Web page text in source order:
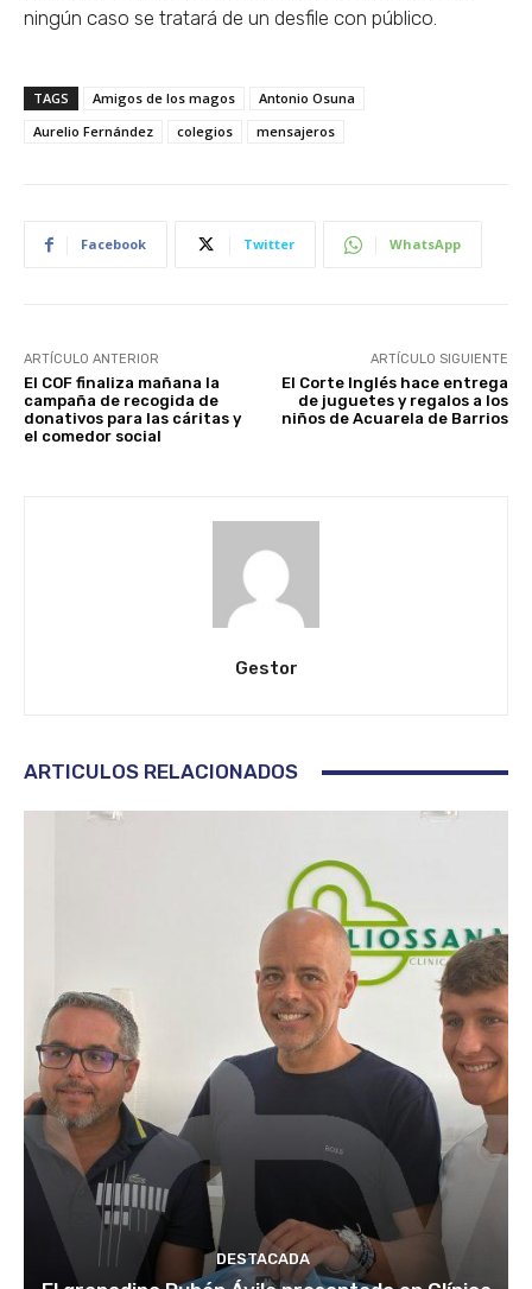
ningún caso se tratará de un desfile con público.
TAGS Amigos de los magos
Antonio Osuna
Aurelio Fernández
colegios mensajeros
Facebook Twitter WhatsApp
ARTÍCULO ANTERIOR
El COF finaliza mañana la
campaña de recogida de
donativos para las cáritas y
el comedor social
ARTÍCULO SIGUIENTE
El Corte Inglés hace entrega
de juguetes y regalos a los
niños de Acuarela de Barrios
Gestor
ARTICULOS RELACIONADOS
DESTACADA